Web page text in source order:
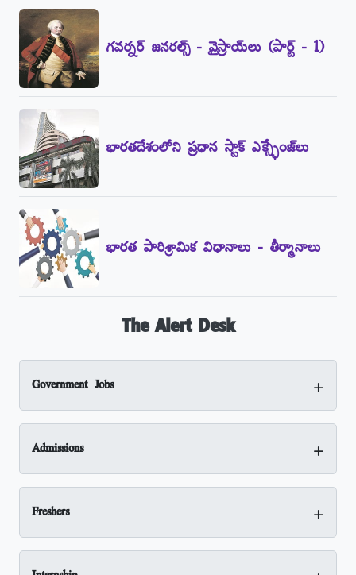
గవర్నర్‌ జనరల్స్‌ - వైస్రాయ్‌లు (పార్ట్‌ - 1)
భారతదేశంలోని ప్రధాన స్టాక్‌ ఎక్స్ఛేంజ్‌లు
భారత పారిశ్రామిక విధానాలు - తీర్మానాలు
The Alert Desk
Government Jobs +
Admissions +
Freshers +